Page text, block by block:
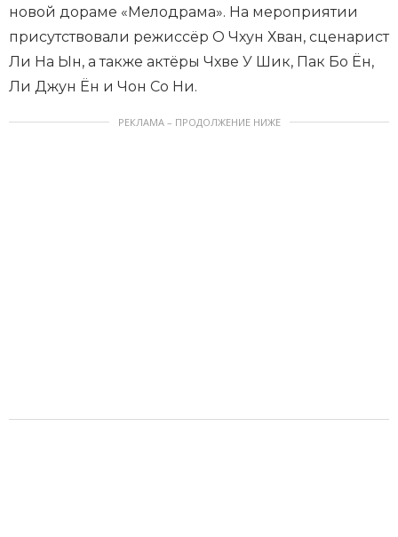
новой дораме «Мелодрама». На мероприятии
присутствовали режиссёр О Чхун Хван, сценарист
Ли На Ын, а также актёры Чхве У Шик, Пак Бо Ён,
Ли Джун Ён и Чон Со Ни.
РЕКЛАМА – ПРОДОЛЖЕНИЕ НИЖЕ